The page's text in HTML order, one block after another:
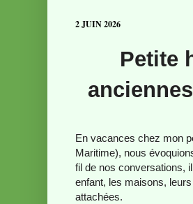
2 JUIN 2026
Petite
En vacances chez mon
Maritime), nous
fil de nos conversations,
enfant, les maisons,
attachées.